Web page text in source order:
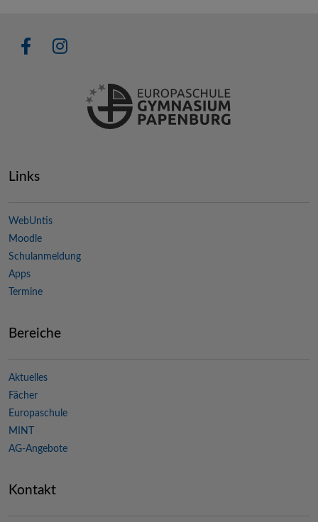
Links
WebUntis
Moodle
Schulanmeldung
Apps
Termine
Bereiche
Aktuelles
Fächer
Europaschule
MINT
AG-Angebote
Kontakt